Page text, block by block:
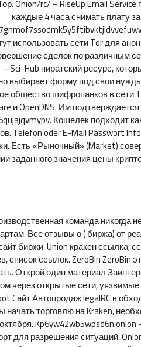
Onion/rc/ – RiseUp Email
каждые 4 часа снимать плату
использовать сети Tor для
сделок по различным
Sci-Hub пиратский ресурс,
выбирает форму под свои
общество шифропанков в сети
и OpenDNS. Им
Кошелек подходит
Telefon oder E-Mail Passwort
Есть «Рыночный» (Market)
заданного значения цены
команда никогда
Все отзывы о ( биржа) от
биржи. Union кракен ссылка,
список ссылок. ZeroBin
Открой один материал
через открытые сети,
Cайт Автопродаж legalRC в
начать торговлю на Kraken,
для разрешения ситуаций.